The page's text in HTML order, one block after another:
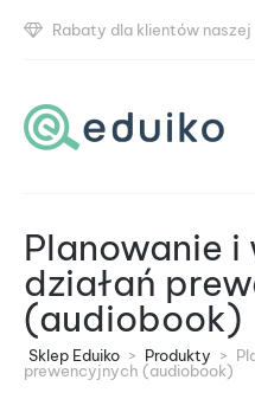
Rabaty dla klientów
Planowanie
działań
(audiobook)
Sklep Eduiko > Produkty >
prewencyjnych (audiobook)